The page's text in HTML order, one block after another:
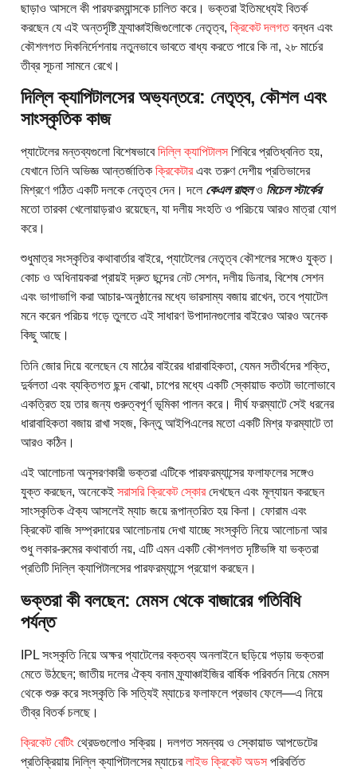
ছাড়াও আসলে কী পারফরম্যান্সকে চালিত করে। ভক্তরা ইতিমধ্যেই বিতর্ক
করছেন যে এই অন্তর্দৃষ্টি ফ্র্যাঞ্চাইজিগুলোকে নেতৃত্ব, ক্রিকেট দলগতবন্ধন এবং
কৌশলগত দিকনির্দেশনায় নতুনভাবে ভাবতে বাধ্য করতে পারে কি না, ২৮ মার্চের
তীব্র সূচনা সামনে রেখে।
দিল্লি ক্যাপিটালসের অভ্যন্তরে: নেতৃত্ব, কৌশল এবং
সাংস্কৃতিক কাজ
প্যাটেলের মন্তব্যগুলো বিশেষভাবেদিল্লি ক্যাপিটালস শিবিরে প্রতিধ্বনিত হয়,
যেখানে তিনি অভিজ্ঞ আন্তর্জাতিক ক্রিকেটারএবং তরুণ দেশীয় প্রতিভাদের
মিশ্রণে গঠিত একটি দলকে নেতৃত্ব দেন। দলে কেএল রাহুলও মিচেল স্টার্কের
মতো তারকা খেলোয়াড়রাও রয়েছেন, যা দলীয় সংহতি ও পরিচয়ে আরও মাত্রা যোগ
করে।
শুধুমাত্র সংস্কৃতির কথাবার্তার বাইরে, প্যাটেলের নেতৃত্ব কৌশলের সঙ্গেও যুক্ত।
কোচ ও অধিনায়করা প্রায়ই দ্রুত ছন্দের নেট সেশন, দলীয় ডিনার, বিশেষ সেশন
এবং ভাগাভাগি করা আচার-অনুষ্ঠানের মধ্যে ভারসাম্য বজায় রাখেন, তবে প্যাটেল
মনে করেন পরিচয় গড়ে তুলতে এই সাধারণ উপাদানগুলোর বাইরেও আরও অনেক
কিছু আছে।
তিনি জোর দিয়ে বলেছেন যে মাঠের বাইরের ধারাবাহিকতা, যেমন সতীর্থদের শক্তি,
দুর্বলতা এবং ব্যক্তিগত ছন্দ বোঝা, চাপের মধ্যে একটি স্কোয়াড কতটা ভালোভাবে
একত্রিত হয় তার জন্য গুরুত্বপূর্ণ ভূমিকা পালন করে। দীর্ঘ ফরম্যাটে সেই ধরনের
ধারাবাহিকতা বজায় রাখা সহজ, কিন্তু আইপিএলের মতো একটি মিশ্র ফরম্যাটে তা
আরও কঠিন।
এই আলোচনা অনুসরণকারী ভক্তরা এটিকে পারফরম্যান্সের ফলাফলের সঙ্গেও
যুক্ত করছেন, অনেকেই সরাসরি ক্রিকেট স্কোরদেখছেন এবং মূল্যায়ন করছেন
সাংস্কৃতিক ঐক্য আসলেই ম্যাচ জয়ে রূপান্তরিত হয় কিনা। ফোরাম এবং
ক্রিকেট বাজি সম্প্রদায়ের আলোচনায় দেখা যাচ্ছে সংস্কৃতি নিয়ে আলোচনা আর
শুধু লকার-রুমের কথাবার্তা নয়, এটি এমন একটি কৌশলগত দৃষ্টিভঙ্গি যা ভক্তরা
প্রতিটি দিল্লি ক্যাপিটালসের পারফরম্যান্সে প্রয়োগ করছেন।
ভক্তরা কী বলছেন: মেমস থেকে বাজারের গতিবিধি
পর্যন্ত
IPL সংস্কৃতি নিয়ে অক্ষর প্যাটেলের বক্তব্য অনলাইনে ছড়িয়ে পড়ায় ভক্তরা
মেতে উঠছেন; জাতীয় দলের ঐক্য বনাম ফ্র্যাঞ্চাইজির বার্ষিক পরিবর্তন নিয়ে মেমস
থেকে শুরু করে সংস্কৃতি কি সত্যিই ম্যাচের ফলাফলে প্রভাব ফেলে—এ নিয়ে
তীব্র বিতর্ক চলছে।
ক্রিকেট বেটিং থ্রেডগুলোও সক্রিয়। দলগত সমন্বয় ও স্কোয়াড আপডেটের
প্রতিক্রিয়ায় দিল্লি ক্যাপিটালসের ম্যাচেরলাইভ ক্রিকেট অডস পরিবর্তিত